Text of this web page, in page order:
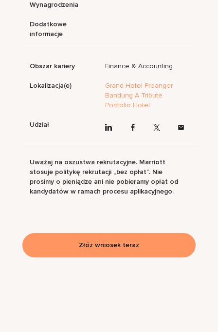
Wynagrodzenia
Dodatkowe
informacje
Obszar kariery Finance & Accounting
Lokalizacja(e)
Grand Hotel Preanger
Bandung A Tribute
Portfolio Hotel
Udział
Uważaj na oszustwa rekrutacyjne. Marriott
stosuje politykę rekrutacji „bez opłat”. Nie
prosimy o pieniądze ani nie pobieramy opłat od
kandydatów w ramach procesu aplikacyjnego.
Złóż wniosek teraz